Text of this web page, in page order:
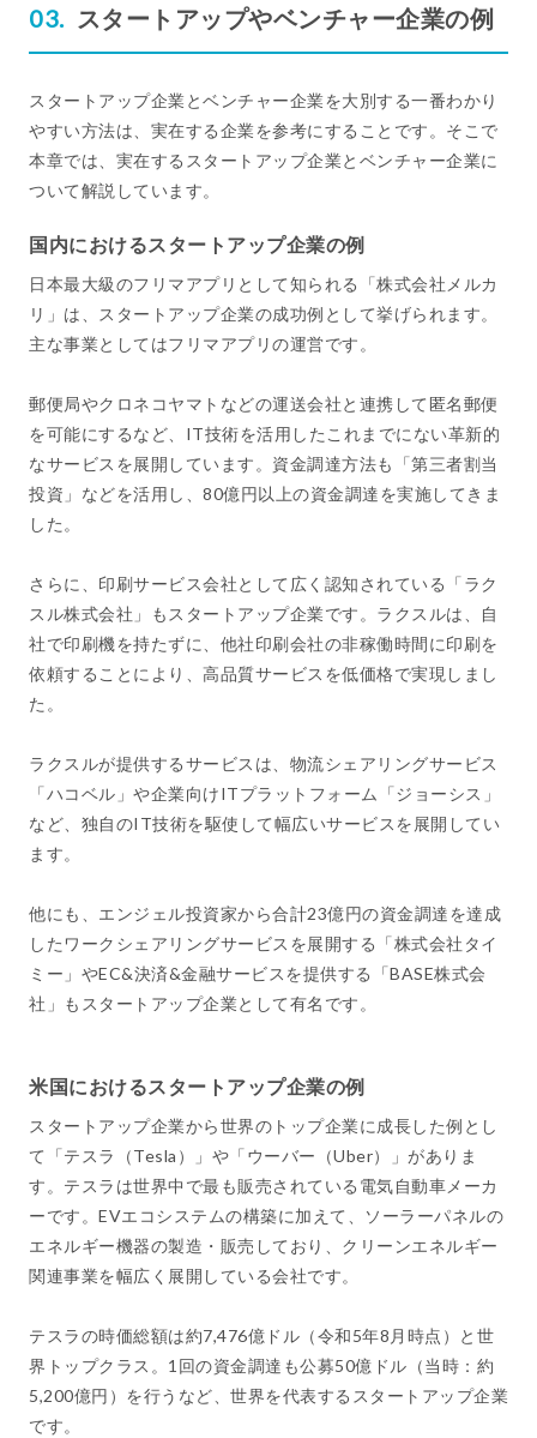
スタートアップやベンチャー企業の例
スタートアップ企業とベンチャー企業を大別する一番わかり
やすい方法は、実在する企業を参考にすることです。そこで
本章では、実在するスタートアップ企業とベンチャー企業に
ついて解説しています。
国内におけるスタートアップ企業の例
日本最大級のフリマアプリとして知られる「株式会社メルカ
リ」は、スタートアップ企業の成功例として挙げられます。
主な事業としてはフリマアプリの運営です。
郵便局やクロネコヤマトなどの運送会社と連携して匿名郵便
を可能にするなど、IT技術を活用したこれまでにない革新的
なサービスを展開しています。資金調達方法も「第三者割当
投資」などを活用し、80億円以上の資金調達を実施してきま
した。
さらに、印刷サービス会社として広く認知されている「ラク
スル株式会社」もスタートアップ企業です。ラクスルは、自
社で印刷機を持たずに、他社印刷会社の非稼働時間に印刷を
依頼することにより、高品質サービスを低価格で実現しまし
た。
ラクスルが提供するサービスは、物流シェアリングサービス
「ハコベル」や企業向けITプラットフォーム「ジョーシス」
など、独自のIT技術を駆使して幅広いサービスを展開してい
ます。
他にも、エンジェル投資家から合計23億円の資金調達を達成
したワークシェアリングサービスを展開する「株式会社タイ
ミー」やEC&決済&金融サービスを提供する「BASE株式会
社」もスタートアップ企業として有名です。
米国におけるスタートアップ企業の例
スタートアップ企業から世界のトップ企業に成長した例とし
て「テスラ（Tesla）」や「ウーバー（Uber）」がありま
す。テスラは世界中で最も販売されている電気自動車メーカ
ーです。EVエコシステムの構築に加えて、ソーラーパネルの
エネルギー機器の製造・販売しており、クリーンエネルギー
関連事業を幅広く展開している会社です。
テスラの時価総額は約7,476億ドル（令和5年8月時点）と世
界トップクラス。1回の資金調達も公募50億ドル（当時：約
5,200億円）を行うなど、世界を代表するスタートアップ企業
です。